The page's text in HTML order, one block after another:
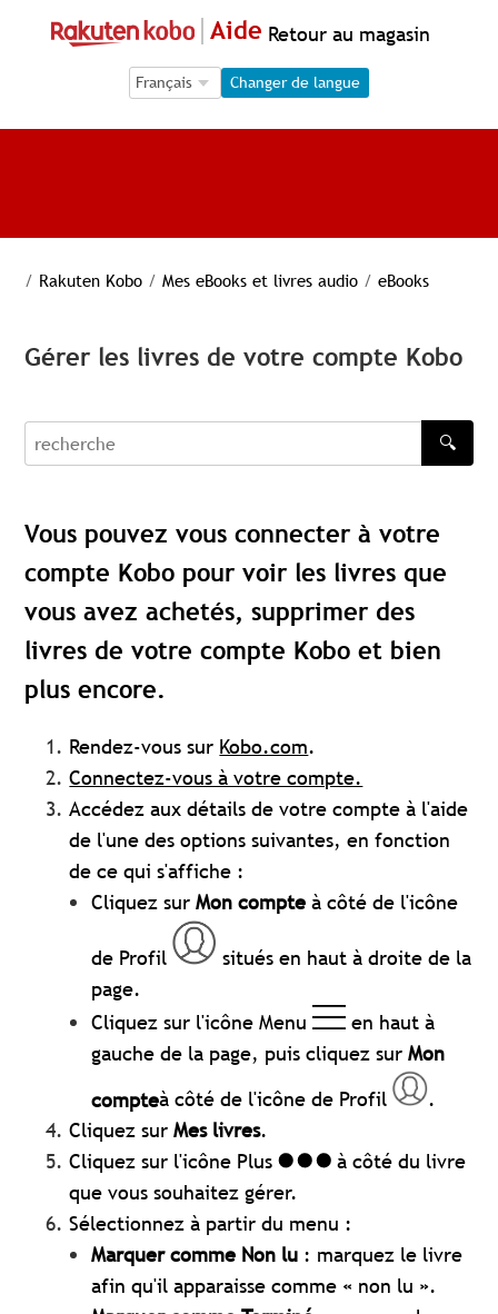
Aide Retour au magasin
Language Selection
Language Selection
Changer de langue
/ Rakuten Kobo / Mes eBooks et livres audio / eBooks
Gérer les livres de votre compte Kobo
recherche
🔍
Vous pouvez vous connecter à votre
compte Kobo pour voir les livres que
vous avez achetés, supprimer des
livres de votre compte Kobo et bien
plus encore.
Rendez-vous sur Kobo.com.
Connectez-vous à votre compte.
Accédez aux détails de votre compte à l'aide
de l'une des options suivantes, en fonction
de ce qui s'affiche :
Cliquez surMon compte à côté de l'icône
de Profil
situés en haut à droite de la
page.
Cliquez sur l'icône Menu
en haut à
gauche de la page, puis cliquez surMon
compteà côté de l'icône de Profil
.
Cliquez surMes livres.
Cliquez sur l'icône Plus
à côté du livre
que vous souhaitez gérer.
Sélectionnez à partir du menu :
Marquer comme Non lu : marquez le livre
afin qu'il apparaisse comme « non lu ».